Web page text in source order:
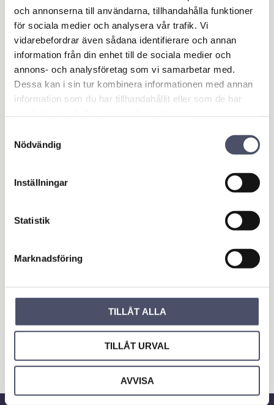
och annonserna till användarna, tillhandahålla funktioner
för sociala medier och analysera vår trafik. Vi
vidarebefordrar även sådana identifierare och annan
information från din enhet till de sociala medier och
annons- och analysföretag som vi samarbetar med.
Dessa kan i sin tur kombinera informationen med annan
information som du har tillhandahållit eller som de har
Nödvändig
Inställningar
Statistik
Marknadsföring
TILLÅT ALLA
TILLÅT URVAL
AVVISA
Ge ett omdöme!
Omdömen
Bli den första att lämna ett omdöme.
OUTLET - REA
Garage- & Fordonsutrustning
Verkstad & Industri